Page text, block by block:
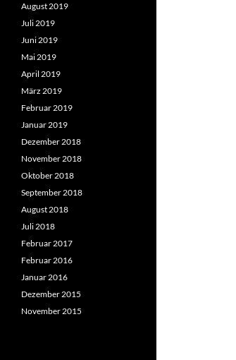
August 2019
Juli 2019
Juni 2019
Mai 2019
April 2019
März 2019
Februar 2019
Januar 2019
Dezember 2018
November 2018
Oktober 2018
September 2018
August 2018
Juli 2018
Februar 2017
Februar 2016
Januar 2016
Dezember 2015
November 2015